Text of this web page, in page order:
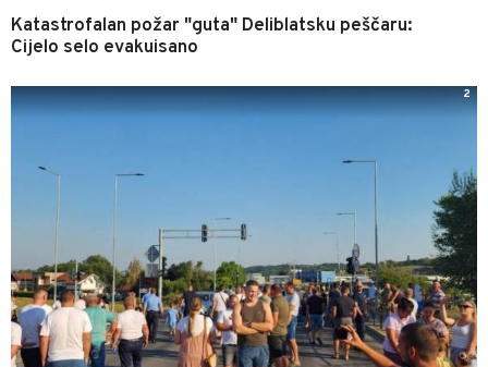
Katastrofalan požar "guta" Deliblatsku peščaru:
Cijelo selo evakuisano
2